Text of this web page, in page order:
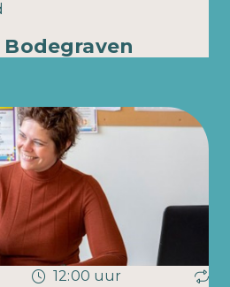
12:00 uur